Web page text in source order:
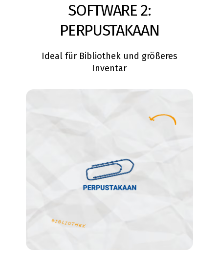
SOFTWARE 2:
PERPUSTAKAAN
Ideal für Bibliothek und größeres
Inventar